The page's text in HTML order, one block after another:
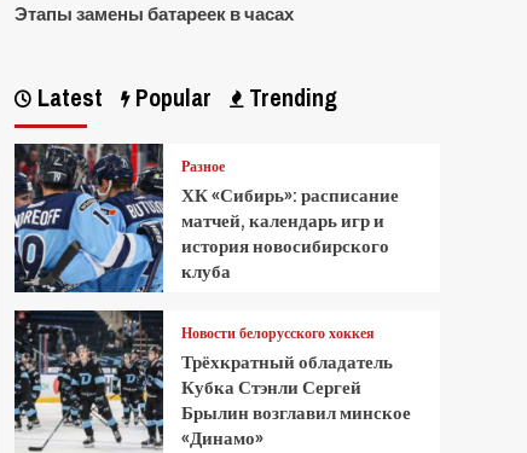
Этапы замены батареек в часах
Latest Popular Trending
Разное
ХК «Сибирь»: расписание
матчей, календарь игр и
история новосибирского
клуба
Новости белорусского хоккея
Трёхкратный обладатель
Кубка Стэнли Сергей
Брылин возглавил минское
«Динамо»